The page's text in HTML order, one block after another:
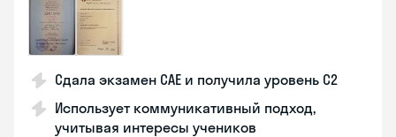
Сдала экзамен CAE и получила уровень С2
Использует коммуникативный подход,
учитывая интересы учеников